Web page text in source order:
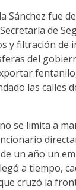
Sánchez fue
de
y filtración de
del
las calles
se limita a
un año un
a tiempo,
cruzó la